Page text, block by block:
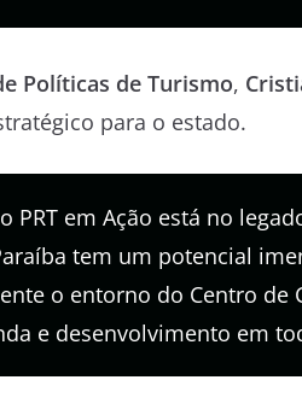
Políticas de Turismo,
para o estado.
PRT em Ação está no
tem um potencial
o entorno do Centro
e desenvolvimento em